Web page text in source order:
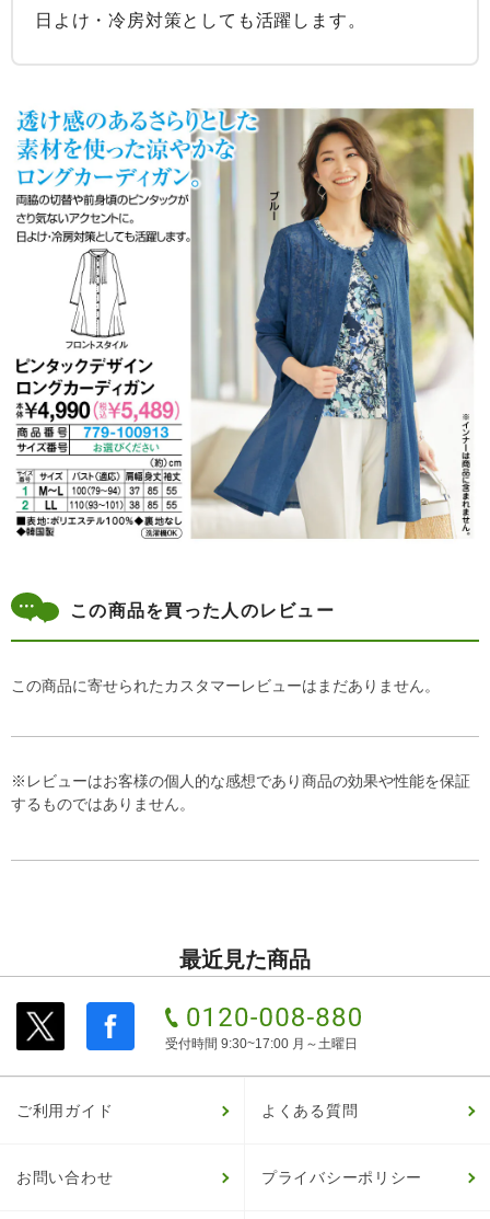
日よけ・冷房対策としても活躍します。
この商品を買った人のレビュー
この商品に寄せられたカスタマーレビューはまだありません。
※レビューはお客様の個人的な感想であり商品の効果や性能を保証
するものではありません。
最近見た商品
受付時間 9:30~17:00 月～土曜日
ご利用ガイド よくある質問
お問い合わせ プライバシーポリシー